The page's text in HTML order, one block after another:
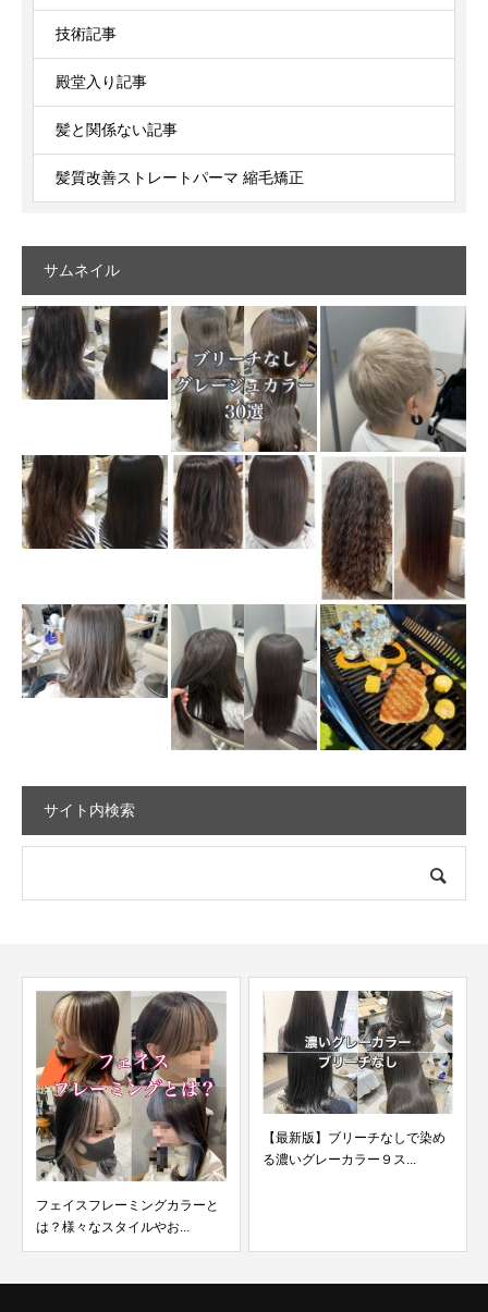
技術記事
殿堂入り記事
髪と関係ない記事
髪質改善ストレートパーマ 縮毛矯正
サムネイル
サイト内検索
【最新版】ブリーチなしで染め
る濃いグレーカラー９ス...